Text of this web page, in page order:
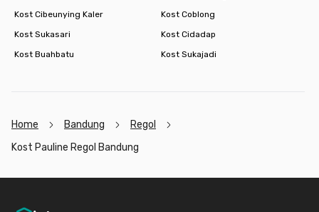
Kost Cibeunying Kaler
Kost Coblong
Kost Sukasari
Kost Cidadap
Kost Buahbatu
Kost Sukajadi
Home Bandung
Regol
Kost Pauline Regol Bandung